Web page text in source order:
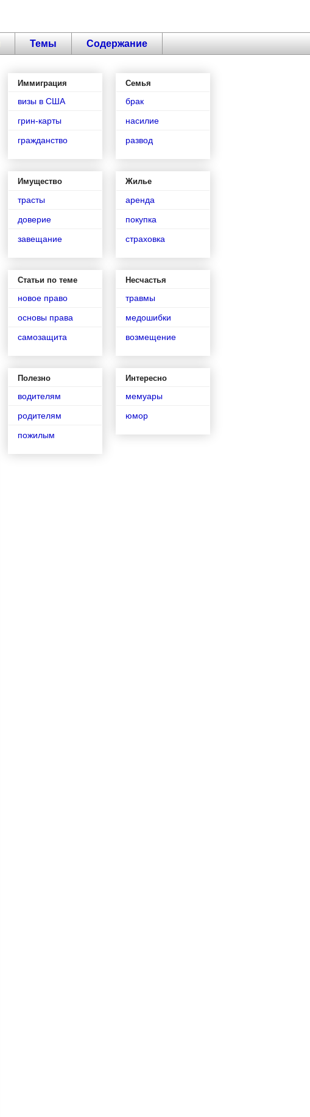
Темы Содержание
Иммиграция
визы в США
грин-карты
гражданство
Имущество
трасты
доверие
завещание
Статьи по теме
новое право
основы права
самозащита
Полезно
водителям
родителям
пожилым
Семья
брак
насилие
развод
Жилье
аренда
покупка
страховка
Несчастья
травмы
медошибки
возмещение
Интересно
мемуары
юмор